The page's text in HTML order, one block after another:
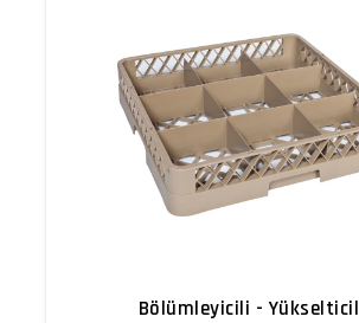
Bölümleyicili -